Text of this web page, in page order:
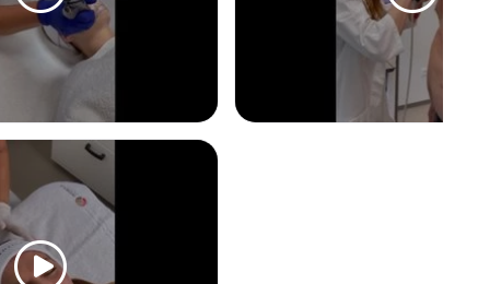
Laserová epilace
Od 950 Kč